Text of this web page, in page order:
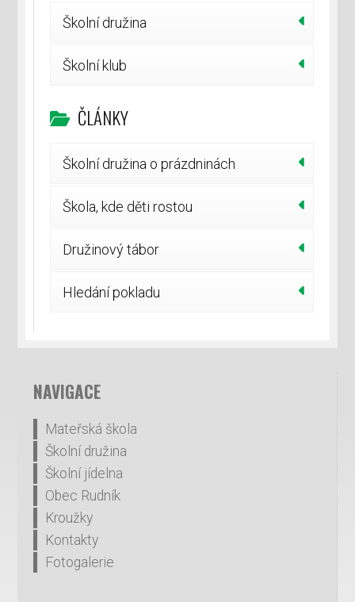
Školní družina
Školní klub
ČLÁNKY
Školní družina o prázdninách
Škola, kde děti rostou
Družinový tábor
Hledání pokladu
NAVIGACE
Mateřská škola
Školní družina
Školní jídelna
Obec Rudník
Kroužky
Kontakty
Fotogalerie